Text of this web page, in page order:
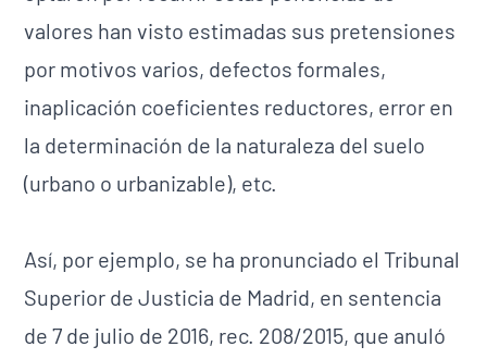
valores han visto estimadas sus pretensiones
por motivos varios, defectos formales,
inaplicación coeficientes reductores, error en
la determinación de la naturaleza del suelo
(urbano o urbanizable), etc.
Así, por ejemplo, se ha pronunciado el Tribunal
Superior de Justicia de Madrid, en sentencia
de 7 de julio de 2016, rec. 208/2015, que anuló